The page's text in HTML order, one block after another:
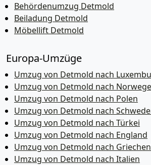
Behördenumzug Detmold
Beiladung Detmold
Möbellift Detmold
Europa-Umzüge
Umzug von Detmold nach
Umzug von Detmold nach
Umzug von Detmold nach Polen
Umzug von Detmold nach
Umzug von Detmold nach Türkei
Umzug von Detmold nach England
Umzug von Detmold nach
Umzug von Detmold nach Italien